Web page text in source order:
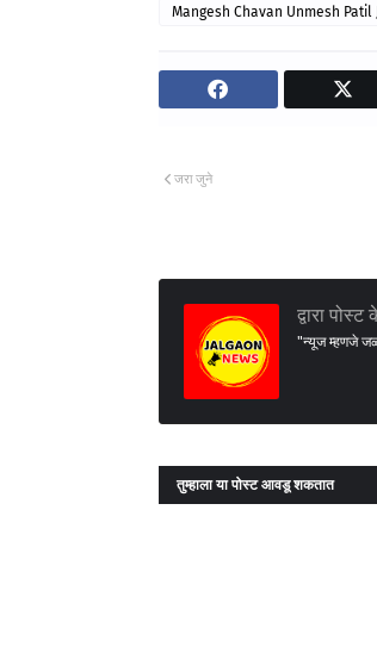
Mangesh Chavan Unmesh
जरा जुने
द्वारा
"न्यूज म्हणजे
तुम्‍हाला या पोस्‍ट आवडू शकतात